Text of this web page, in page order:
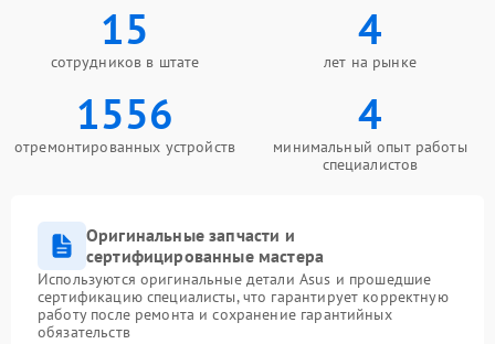
15
сотрудников в штате
4
лет на рынке
1556
отремонтированных устройств
4
минимальный опыт работы
специалистов
Оригинальные запчасти и
сертифицированные мастера
Используются оригинальные детали Asus и прошедшие
сертификацию специалисты, что гарантирует корректную
работу после ремонта и сохранение гарантийных
обязательств